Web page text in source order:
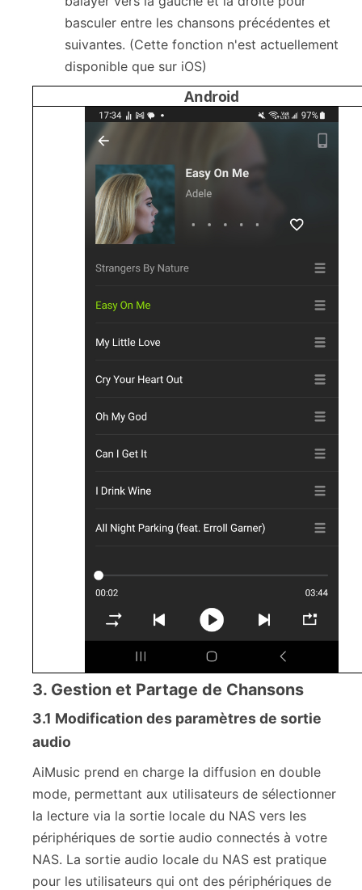
basculer entre les chansons précédentes et
suivantes. (Cette fonction n'est actuellement
disponible que sur iOS)
Android
3. Gestion et Partage de Chansons
3.1 Modification des paramètres de sortie
audio
AiMusic prend en charge la diffusion en double
mode, permettant aux utilisateurs de sélectionner
la lecture via la sortie locale du NAS vers les
périphériques de sortie audio connectés à votre
NAS. La sortie audio locale du NAS est pratique
pour les utilisateurs qui ont des périphériques de